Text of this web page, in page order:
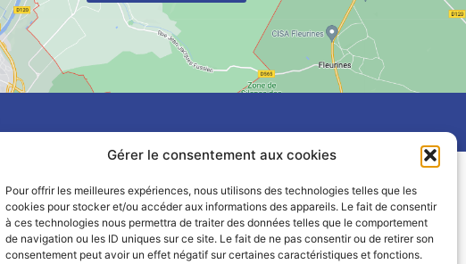
Gérer le consentement aux cookies
Pour offrir les meilleures expériences, nous utilisons des technologies telles que les
cookies pour stocker et/ou accéder aux informations des appareils. Le fait de consentir
à ces technologies nous permettra de traiter des données telles que le comportement
de navigation ou les ID uniques sur ce site. Le fait de ne pas consentir ou de retirer son
consentement peut avoir un effet négatif sur certaines caractéristiques et fonctions.